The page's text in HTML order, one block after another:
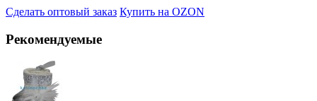
Сделать оптовый заказ Купить на OZON
Рекомендуемые